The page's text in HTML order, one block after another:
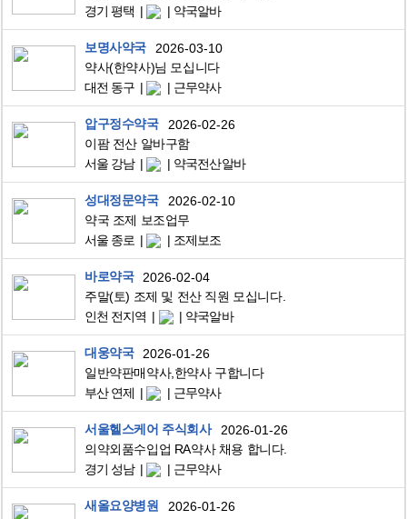
경기 평택
약국알바
보명사약국
2026-03-10
약사(한약사)님 모십니다
대전 동구
근무약사
압구정수약국
2026-02-26
이팜 전산 알바구함
서울 강남
약국전산알바
성대정문약국
2026-02-10
약국 조제 보조업무
서울 종로
조제보조
바로약국
2026-02-04
주말(토) 조제 및 전산 직원 모십니다.
인천 전지역
약국알바
대웅약국
2026-01-26
일반약판매약사,한약사 구합니다
부산 연제
근무약사
서울헬스케어 주식회사
2026-01-26
의약외품수입업 RA약사 채용 합니다.
경기 성남
근무약사
새올요양병원
2026-01-26